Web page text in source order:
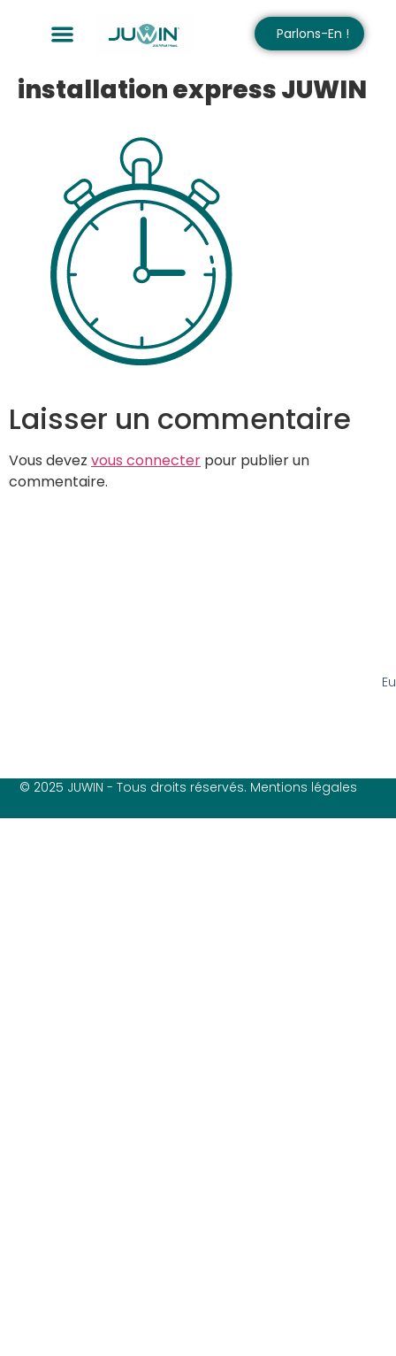
Parlons-En !
installation express JUWIN
Laisser un commentaire
Vous devez vous connecter pour publier un
commentaire.
© 2025 JUWIN - Tous droits réservés. Mentions légales